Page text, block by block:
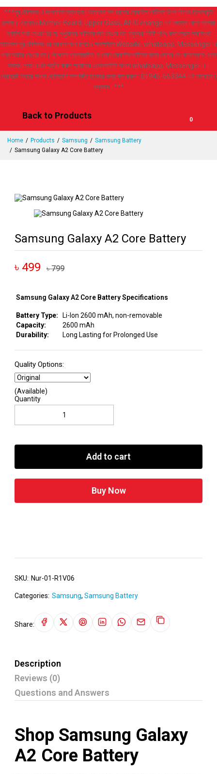
***নূর টেলিকম এ আপনাকে স্বাগতম ! আমাদের সব ধরনের মোবাইল পার্টসের উপর বিশেষ ডিসকাউন্ট
চলছে। এছাড়াও Mother Board, Upper Glass, All IC change এর ক্ষেত্রে কোন প্রকার
সার্ভিস চার্জ নেওয়া হয় না, শুধুমাত্র পার্টসের দাম নেওয়া হয়. বসুন্ধরা সিটি শপিং কমপ্লেক্সে অবস্থিত
আমাদের নূর টেলিকম এর প্রধান শাখা ছাড়াও অনলাইনে Website, whatsapp, Messenger এ
পণ্য অর্ডার নেওয়া হয়। আপনার প্রয়োজনীয় যে কোন মোবাইল পার্টসের জন্য দেশের যে কোন স্থান থেকে
সহজে পেতে এখনি অর্ডার করুন আমাদের ওয়েবসাইটে অথবা whatsapp, Messenger এ।
প্রোডাক্ট অর্ডার অথবা ডেলিভারি সম্পর্কিত তথ্যের জন্য কল করুন : 01945-663344 এই নাম্বারে।
ধন্যবাদ।***
Back to Products 0
Home Products Samsung
Samsung Battery
Samsung Galaxy A2 Core Battery
Samsung Galaxy A2 Core Battery
৳ 499 ৳ 799
Samsung Galaxy A2 Core Battery Specifications
Battery Type:
Li-Ion 2600 mAh, non-removable
Capacity:
2600 mAh
Durability:
Long Lasting for Prolonged Use
Quality Options:
(Available)
Quantity
Add to cart
Buy Now
SKU: Nur-01-R1V06
Categories: Samsung, Samsung Battery
Share:
Description
Reviews (0)
Questions and Answers
Shop Samsung Galaxy
A2 Core Battery